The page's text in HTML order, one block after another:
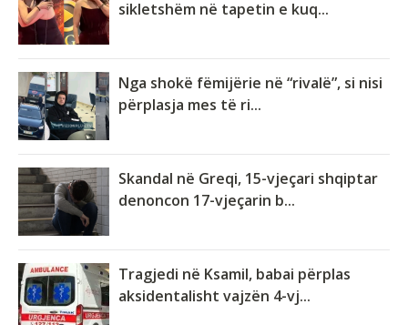
sikletshëm në tapetin e kuq...
Nga shokë fëmijërie në “rivalë”, si nisi
përplasja mes të ri...
Skandal në Greqi, 15-vjeçari shqiptar
denoncon 17-vjeçarin b...
Tragjedi në Ksamil, babai përplas
aksidentalisht vajzën 4-vj...